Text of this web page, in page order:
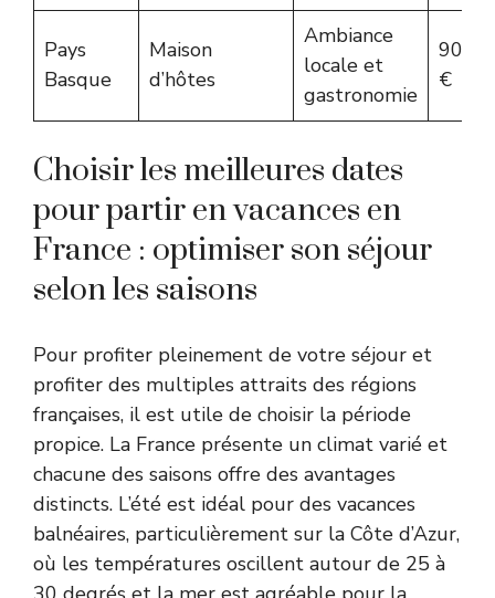
Pays
Basque
Maison
d’hôtes
Ambiance
locale et
gastronomie
90-
€
Choisir les meilleures dates
pour partir en vacances en
France : optimiser son séjour
selon les saisons
Pour profiter pleinement de votre séjour et
profiter des multiples attraits des régions
françaises, il est utile de choisir la période
propice. La France présente un climat varié et
chacune des saisons offre des avantages
distincts. L’été est idéal pour des vacances
balnéaires, particulièrement sur la Côte d’Azur,
où les températures oscillent autour de 25 à